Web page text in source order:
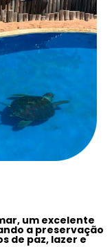
um excelente
a preservação
de paz, lazer e